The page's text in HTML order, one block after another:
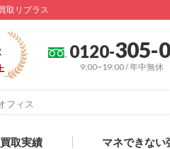
取リプラス
0120-305-
9:00~19:00 / 年中無休
フィス
買取実績 マネできない